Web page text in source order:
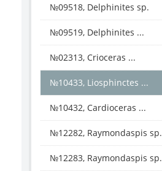
№09518, Delphinites sp.
№09519, Delphinites ...
№02313, Crioceras ...
№10433, Liosphinctes ...
№10432, Cardioceras ...
№12282, Raymondaspis sp.
№12283, Raymondaspis sp.